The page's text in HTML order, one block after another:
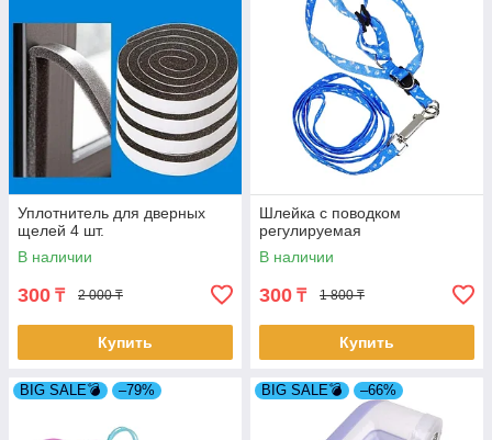
Уплотнитель для дверных
щелей 4 шт.
В наличии
300 ₸ 2 000 ₸
Купить
Шлейка с поводком
регулируемая
В наличии
300 ₸ 1 800 ₸
Купить
BIG SALE💣 –79% BIG SALE💣 –66%